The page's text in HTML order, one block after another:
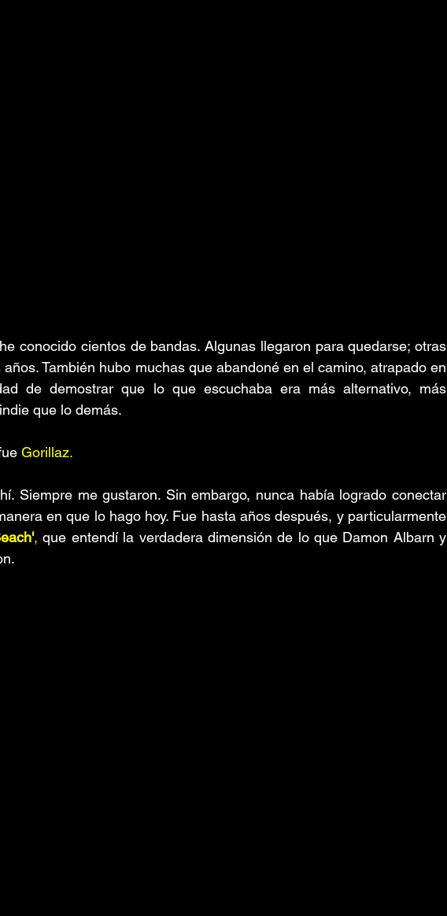
conocido cientos de bandas. Algunas llegaron para quedarse; otras
También hubo muchas que abandoné en el camino, atrapado en
de demostrar que lo que escuchaba era más alternativo, más
que lo demás.
Gorillaz.
Siempre me gustaron. Sin embargo, nunca había logrado conectar
en que lo hago hoy. Fue hasta años después, y particularmente
, que entendí la verdadera dimensión de lo que Damon Albarn y